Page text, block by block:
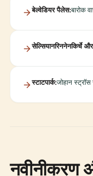
बेल्वेडियर पैलेस:बारोक
सेल्सियानरिननेनकिर्चे
स्टाटपार्क:जोहान
नवीनीकरण